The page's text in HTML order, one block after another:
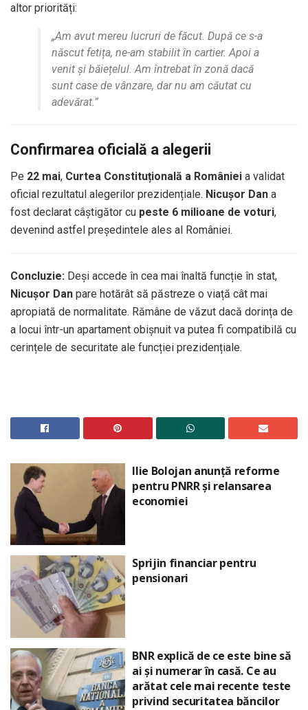
altor priorități:
„Am avut mereu lucruri de făcut. După ce s-a
născut fetița, ne-am stabilit în cartier. Apoi a
venit și băiețelul. Am întrebat în zonă dacă
sunt case de vânzare, dar nu am căutat cu
adevărat.”
Confirmarea oficială a alegerii
Pe 22 mai, Curtea Constituțională a României a validat
oficial rezultatul alegerilor prezidențiale. Nicușor Dan a
fost declarat câștigător cu peste 6 milioane de voturi,
devenind astfel președintele ales al României.
Concluzie: Deși accede în cea mai înaltă funcție în stat,
Nicușor Dan pare hotărât să păstreze o viață cât mai
apropiată de normalitate. Rămâne de văzut dacă dorința de
a locui într-un apartament obișnuit va putea fi compatibilă cu
cerințele de securitate ale funcției prezidențiale.
Ilie Bolojan anunță reforme
pentru PNRR și relansarea
economiei
Sprijin financiar pentru
pensionari
BNR explică de ce este bine să
ai și numerar în casă. Ce au
arătat cele mai recente teste
privind securitatea băncilor